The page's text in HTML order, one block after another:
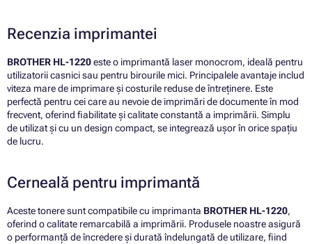
Recenzia imprimantei
BROTHER HL-1220este o imprimantă laser monocrom, ideală pentru
utilizatorii casnici sau pentru birourile mici. Principalele avantaje includ
viteza mare de imprimare și costurile reduse de întreținere. Este
perfectă pentru cei care au nevoie de imprimări de documente în mod
frecvent, oferind fiabilitate și calitate constantă a imprimării. Simplu
de utilizat și cu un design compact, se integrează ușor în orice spațiu
de lucru.
Cerneală pentru imprimantă
Aceste tonere sunt compatibile cu imprimanta BROTHER HL-1220,
oferind o calitate remarcabilă a imprimării. Produsele noastre asigură
o performanță de încredere și durată îndelungată de utilizare, fiind